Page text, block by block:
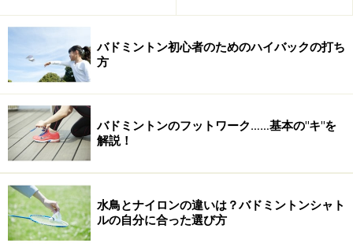
す。スポーツ政策研究所である“笹川スポーツ財団”が
2012年に発表した調査データ“種目別にみるスポーツ実
は約970万人以上というデータもあります。同データに
よるとサッカー、野球はそれぞれ約800万人、約740万人
競技者をどのレベルの方まで含めるかで、この数字は大
きく変わると思いますが、それでもバドミントンに興味
バドミントン初心者のためのハイバックの打ち
方
バドミントンのフットワーク……基本の"キ"を
解説！
水鳥とナイロンの違いは？バドミントンシャト
ルの自分に合った選び方